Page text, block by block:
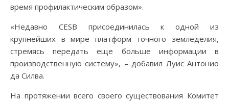
время профилактическим образом».
«Недавно CESB присоединилась к одной из
крупнейших в мире платформ точного земледелия,
стремясь передать еще больше информации в
производственную систему», – добавил Луис Антонио
да Силва.
На протяжении всего своего существования Комитет